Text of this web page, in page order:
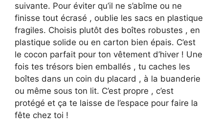
suivante. Pour éviter qu’il ne s’abîme ou ne
finisse tout écrasé , oublie les sacs en plastique
fragiles. Choisis plutôt des boîtes robustes , en
plastique solide ou en carton bien épais. C’est
le cocon parfait pour ton vêtement d’hiver ! Une
fois tes trésors bien emballés , tu caches les
boîtes dans un coin du placard , à la buanderie
ou même sous ton lit. C’est propre , c’est
protégé et ça te laisse de l’espace pour faire la
fête chez toi !